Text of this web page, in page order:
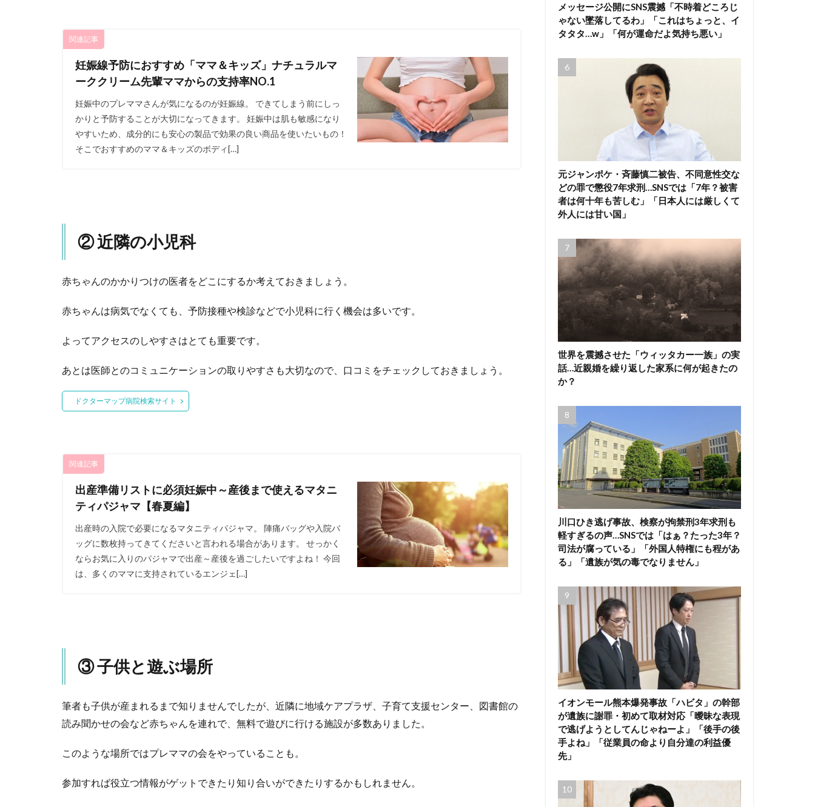
ま
と
関連記事
妊娠線予防におすすめ「ママ＆キッズ」ナチュラルマ
ーククリーム先輩ママからの支持率NO.1
妊娠中のプレママさんが気になるのが妊娠線。 できてしまう前にしっ
かりと予防することが大切になってきます。 妊娠中は肌も敏感になり
やすいため、成分的にも安心の製品で効果の良い商品を使いたいもの！
そこでおすすめのママ＆キッズのボディ[…]
② 近隣の小児科
赤ちゃんのかかりつけの医者をどこにするか考えておきましょう。
赤ちゃんは病気でなくても、予防接種や検診などで小児科に行く機会は多いです。
よってアクセスのしやすさはとても重要です。
あとは医師とのコミュニケーションの取りやすさも大切なので、口コミをチェックしておきましょう。
ドクターマップ病院検索サイト
関連記事
出産準備リストに必須妊娠中～産後まで使えるマタニ
ティパジャマ【春夏編】
出産時の入院で必要になるマタニティパジャマ。 陣痛バッグや入院バ
ッグに数枚持ってきてくださいと言われる場合があります。 せっかく
ならお気に入りのパジャマで出産～産後を過ごしたいですよね！ 今回
は、多くのママに支持されているエンジェ[…]
③ 子供と遊ぶ場所
筆者も子供が産まれるまで知りませんでしたが、近隣に地域ケアプラザ、子育て支援センター、図書館の
読み聞かせの会など赤ちゃんを連れで、無料で遊びに行ける施設が多数ありました。
このような場所ではプレママの会をやっていることも。
参加すれば役立つ情報がゲットできたり知り合いができたりするかもしれません。
メッセージ公開にSNS震撼「不時着どころじ
ゃない墜落してるわ」「これはちょっと、イ
タタタ…w」「何が運命だよ気持ち悪い」
元ジャンポケ・斉藤慎二被告、不同意性交な
どの罪で懲役7年求刑…SNSでは「7年？被害
者は何十年も苦しむ」「日本人には厳しくて
外人には甘い国」
世界を震撼させた「ウィッタカー一族」の実
話…近親婚を繰り返した家系に何が起きたの
か？
川口ひき逃げ事故、検察が拘禁刑3年求刑も
軽すぎるの声…SNSでは「はぁ？たった3年？
司法が腐っている」「外国人特権にも程があ
る」「遺族が気の毒でなりません」
イオンモール熊本爆発事故「ハビタ」の幹部
が遺族に謝罪・初めて取材対応「曖昧な表現
で逃げようとしてんじゃねーよ」「後手の後
手よね」「従業員の命より自分達の利益優
先」